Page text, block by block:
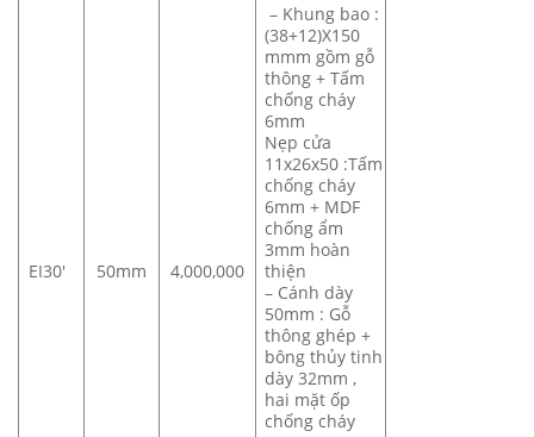
EI30′ 50mm 4,000,000
– Khung bao :
(38+12)X150
mmm gồm gỗ
thông + Tấm
chống cháy
6mm
Nẹp cửa
11x26x50 :Tấm
chống cháy
6mm + MDF
chống ẩm
3mm hoàn
thiện
– Cánh dày
50mm : Gỗ
thông ghép +
bông thủy tinh
dày 32mm ,
hai mặt ốp
chống cháy